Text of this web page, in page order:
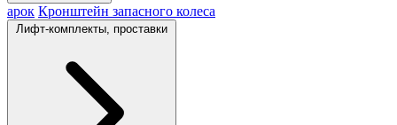
арок Кронштейн запасного колеса
Лифт-комплекты, проставки